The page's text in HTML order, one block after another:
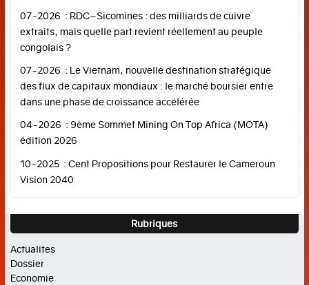
FRANCOSCOPIE
La
francophonie
Agenda
Focus
Histoire
Livres
Musique
07-2026 : RDC–Sicomines : des milliards de cuivre
extraits, mais quelle part revient réellement au peuple
congolais ?
07-2026 : Le Vietnam, nouvelle destination stratégique
des flux de capitaux mondiaux : le marché boursier entre
dans une phase de croissance accélérée
04-2026 : 9ème Sommet Mining On Top Africa (MOTA)
édition 2026
10-2025 : Cent Propositions pour Restaurer le Cameroun
Vision 2040
Rubriques
Actualites
Dossier
Economie